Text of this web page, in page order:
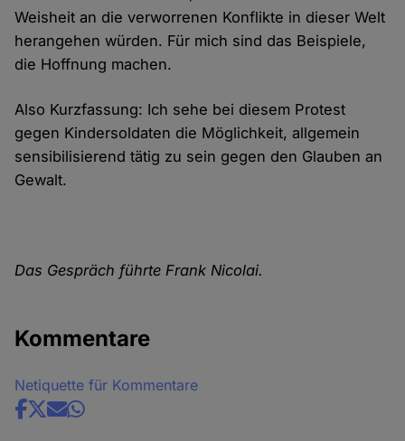
Weisheit an die verworrenen Konflikte in dieser Welt
herangehen würden. Für mich sind das Beispiele,
die Hoffnung machen.
Also Kurzfassung: Ich sehe bei diesem Protest
gegen Kindersoldaten die Möglichkeit, allgemein
sensibilisierend tätig zu sein gegen den Glauben an
Gewalt.
Das Gespräch führte Frank Nicolai.
Kommentare
Netiquette für Kommentare
Share